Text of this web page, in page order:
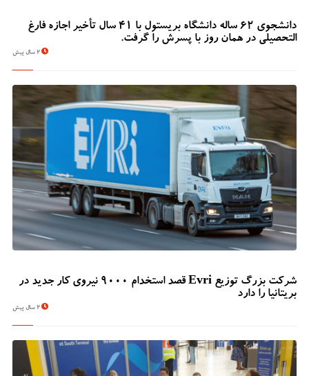
دانشجوی 62 ساله دانشگاه بریستول با 41 سال تأخیر اجازه فارغ
التحصیلی در همان روز با پسرش را گرفت.
2 سال پیش
شرکت بزرگ توزیع Evri قصد استخدام ۹۰۰۰ نیروی کار جدید در
بریتانیا را دارد
2 سال پیش